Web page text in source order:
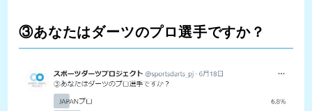
③あなたはダーツのプロ選手ですか？